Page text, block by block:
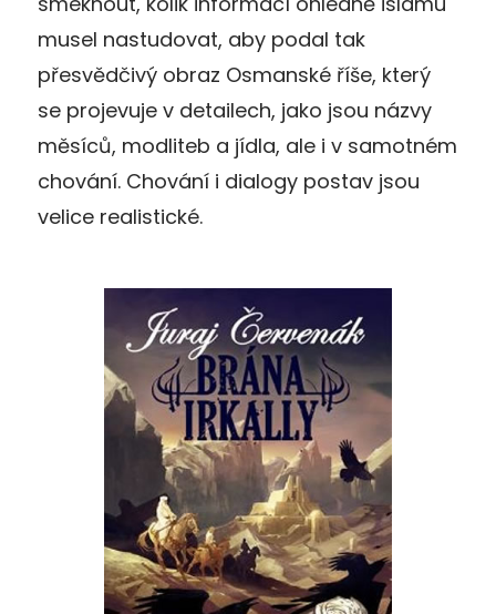
musel nastudovat, aby podal tak
přesvědčivý obraz Osmanské říše, který
se projevuje v detailech, jako jsou názvy
měsíců, modliteb a jídla, ale i v samotném
chování. Chování i dialogy postav jsou
velice realistické.